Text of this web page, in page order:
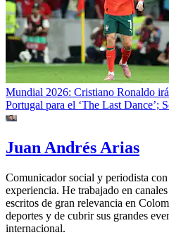
Mundial 2026: Cristiano Ronaldo
Portugal para el ‘The Last Dance’;
Juan Andrés Arias
Comunicador social y periodista
experiencia. He trabajado en
escritos de gran relevancia en
deportes y de cubrir sus grandes
internacional.